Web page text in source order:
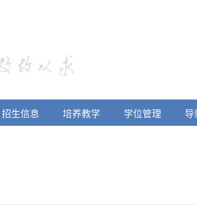
招生信息 培养教学 学位管理 导